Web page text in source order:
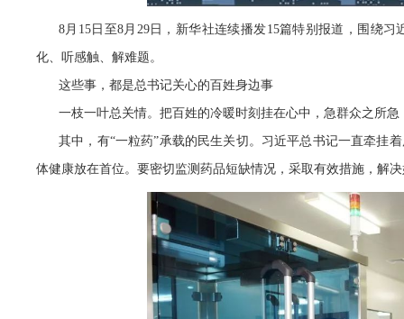
8月15日至8月29日，新华社连续播发15篇特别报道，围绕
化、听感触、解难题。
这些事，都是总书记关心的百姓身边事
一枝一叶总关情。把百姓的冷暖时刻挂在心中，急群众之所
其中，有“一粒药”承载的民生关切。习近平总书记一直牵挂
体健康放在首位。要密切监测药品短缺情况，采取有效措施，解